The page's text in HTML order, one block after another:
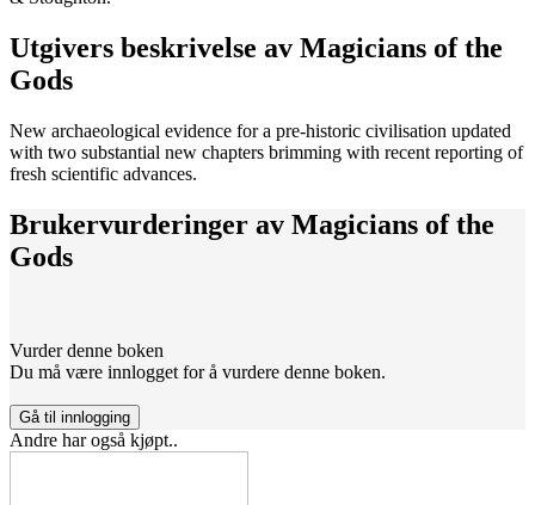
Utgivers beskrivelse av Magicians of the
Gods
New archaeological evidence for a pre-historic civilisation updated
with two substantial new chapters brimming with recent reporting of
fresh scientific advances.
Brukervurderinger av Magicians of the
Gods
Vurder denne boken
Du må være innlogget for å vurdere denne boken.
Gå til innlogging
Andre har også kjøpt..